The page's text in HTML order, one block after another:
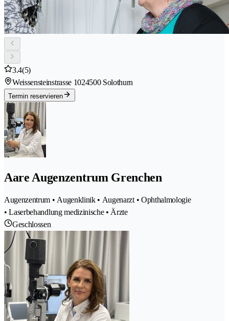
3.4(5)
Weissensteinstrasse 1024500 Solothurn
Termin reservieren
Aare Augenzentrum Grenchen
Augenzentrum • Augenklinik • Augenarzt • Ophthalmologie
• Laserbehandlung medizinische • Ärzte
Geschlossen